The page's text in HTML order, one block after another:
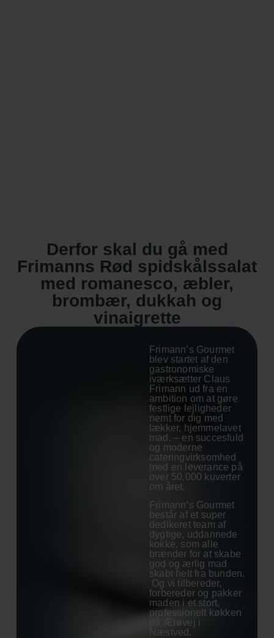
Derfor skal du gå med
Frimanns Rød spidskålssalat
med romanesco, æbler,
brombær, dukkah og
vinaigrette
Frimann’s Gourmet
blev startet af den
gastronomiske
iværksætter Claus
Frimann ud fra en
ambition om at gøre
festlige lejligheder
nemt for dig med
lækker, hjemmelavet
mad. – en succesfuld
og moderne
cateringvirksomhed
med en leverance på
over 50.000 kuverter
om året.
Frimann’s Gourmet
består af et super
dedikeret team af
dygtige, uddannede
kokke, som alle
brænder for at skabe
god og ærlig mad
skabt helt fra bunden.
Og vi tilbereder,
forbereder og pakker
maden i et stort,
professionelt køkken
på Ærøvej i
Næstved.